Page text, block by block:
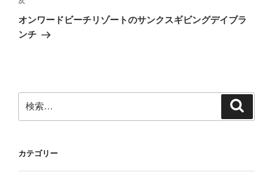
ゲ
ー
の
投
オンワードビーチリゾートのサンクスギビングデイブラ
ンチ
索:
カテゴリー